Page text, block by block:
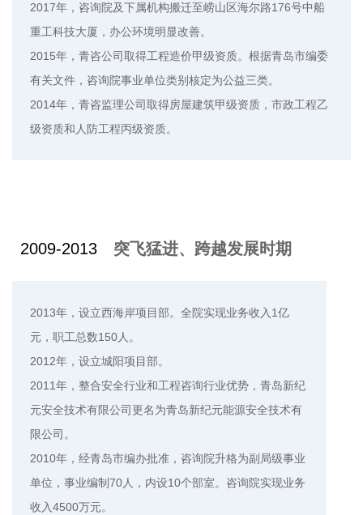
2017年，咨询院及下属机构搬迁至崂山区海尔路176号中船
重工科技大厦，办公环境明显改善。
2015年，青咨公司取得工程造价甲级资质。根据青岛市编委
有关文件，咨询院事业单位类别核定为公益三类。
2014年，青咨监理公司取得房屋建筑甲级资质，市政工程乙
级资质和人防工程丙级资质。
2009-2013 突飞猛进、跨越发展时期
2013年，设立西海岸项目部。全院实现业务收入1亿
元，职工总数150人。
2012年，设立城阳项目部。
2011年，整合安全行业和工程咨询行业优势，青岛新纪
元安全技术有限公司更名为青岛新纪元能源安全技术有
限公司。
2010年，经青岛市编办批准，咨询院升格为副局级事业
单位，事业编制70人，内设10个部室。咨询院实现业务
收入4500万元。